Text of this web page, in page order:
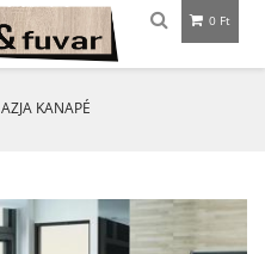
0 Ft
AZJA KANAPÉ